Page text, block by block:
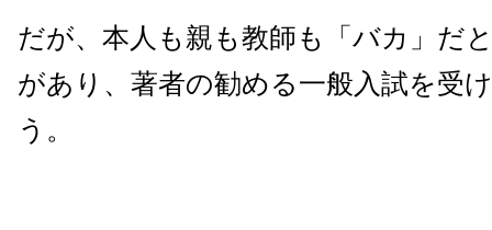
だが、本人も親も教師も「バカ」だ
があり、著者の勧める一般入試を受
う。